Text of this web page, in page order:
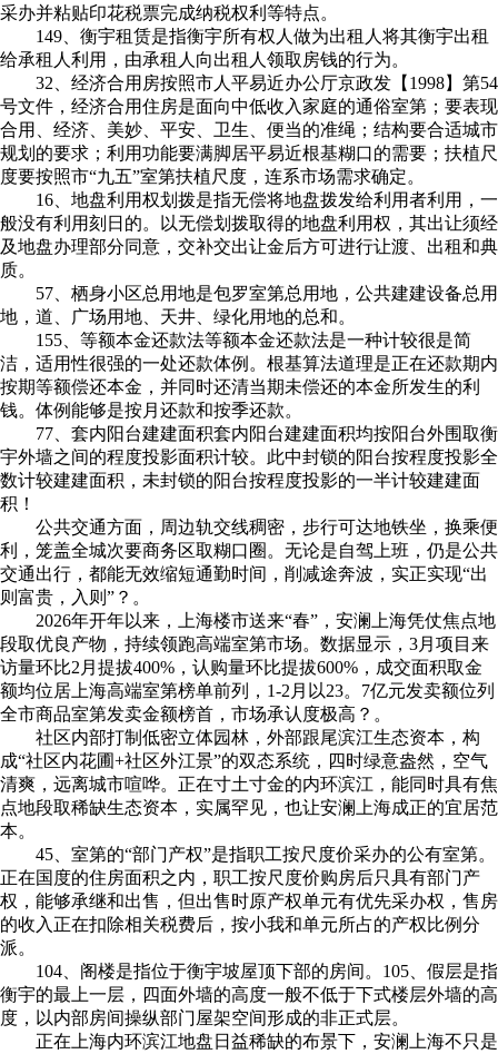
采办并粘贴印花税票完成纳税权利等特点。
149、衡宇租赁是指衡宇所有权人做为出租人将其衡宇出租
给承租人利用，由承租人向出租人领取房钱的行为。
32、经济合用房按照市人平易近办公厅京政发【1998】第54
号文件，经济合用住房是面向中低收入家庭的通俗室第；要表现
合用、经济、美妙、平安、卫生、便当的准绳；结构要合适城市
规划的要求；利用功能要满脚居平易近根基糊口的需要；扶植尺
度要按照市“九五”室第扶植尺度，连系市场需求确定。
16、地盘利用权划拨是指无偿将地盘拨发给利用者利用，一
般没有利用刻日的。以无偿划拨取得的地盘利用权，其出让须经
及地盘办理部分同意，交补交出让金后方可进行让渡、出租和典
质。
57、栖身小区总用地是包罗室第总用地，公共建建设备总用
地，道、广场用地、天井、绿化用地的总和。
155、等额本金还款法等额本金还款法是一种计较很是简
洁，适用性很强的一处还款体例。根基算法道理是正在还款期内
按期等额偿还本金，并同时还清当期未偿还的本金所发生的利
钱。体例能够是按月还款和按季还款。
77、套内阳台建建面积套内阳台建建面积均按阳台外围取衡
宇外墙之间的程度投影面积计较。此中封锁的阳台按程度投影全
数计较建建面积，未封锁的阳台按程度投影的一半计较建建面
积！
公共交通方面，周边轨交线稠密，步行可达地铁坐，换乘便
利，笼盖全城次要商务区取糊口圈。无论是自驾上班，仍是公共
交通出行，都能无效缩短通勤时间，削减途奔波，实正实现“出
则富贵，入则”？。
2026年开年以来，上海楼市送来“春”，安澜上海凭仗焦点地
段取优良产物，持续领跑高端室第市场。数据显示，3月项目来
访量环比2月提拔400%，认购量环比提拔600%，成交面积取金
额均位居上海高端室第榜单前列，1-2月以23。7亿元发卖额位列
全市商品室第发卖金额榜首，市场承认度极高？。
社区内部打制低密立体园林，外部跟尾滨江生态资本，构
成“社区内花圃+社区外江景”的双态系统，四时绿意盎然，空气
清爽，远离城市喧哗。正在寸土寸金的内环滨江，能同时具有焦
点地段取稀缺生态资本，实属罕见，也让安澜上海成正的宜居范
本。
45、室第的“部门产权”是指职工按尺度价采办的公有室第。
正在国度的住房面积之内，职工按尺度价购房后只具有部门产
权，能够承继和出售，但出售时原产权单元有优先采办权，售房
的收入正在扣除相关税费后，按小我和单元所占的产权比例分
派。
104、阁楼是指位于衡宇坡屋顶下部的房间。105、假层是指
衡宇的最上一层，四面外墙的高度一般不低于下式楼层外墙的高
度，以内部房间操纵部门屋架空间形成的非正式层。
正在上海内环滨江地盘日益稀缺的布景下，安澜上海不只是